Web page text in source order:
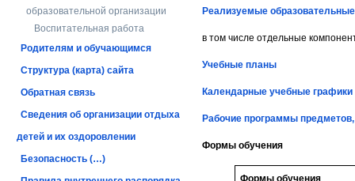
образовательной организации
Воспитательная работа
Родителям и обучающимся
Структура (карта) сайта
Обратная связь
Сведения об организации отдыха
детей и их оздоровлении
Безопасность (…)
Реализуемые
в том числе отдельные
Учебные планы
Календарные учебные графики
Рабочие программы
Формы обучения